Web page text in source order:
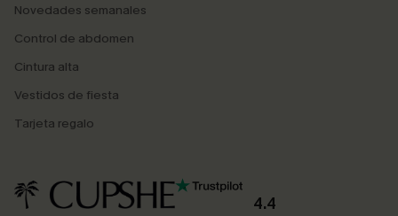
Novedades semanales
Control de abdomen
Cintura alta
Vestidos de fiesta
Tarjeta regalo
4.4